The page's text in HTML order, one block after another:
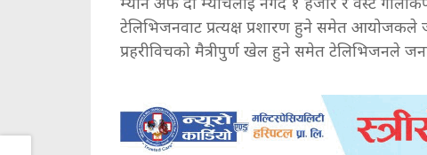
टेलिभिजनवाट प्रत्यक्ष प्रशारण हुने समेत
प्रहरीविचको मैत्रीपुर्ण खेल हुने समेत टेलिभिजनले